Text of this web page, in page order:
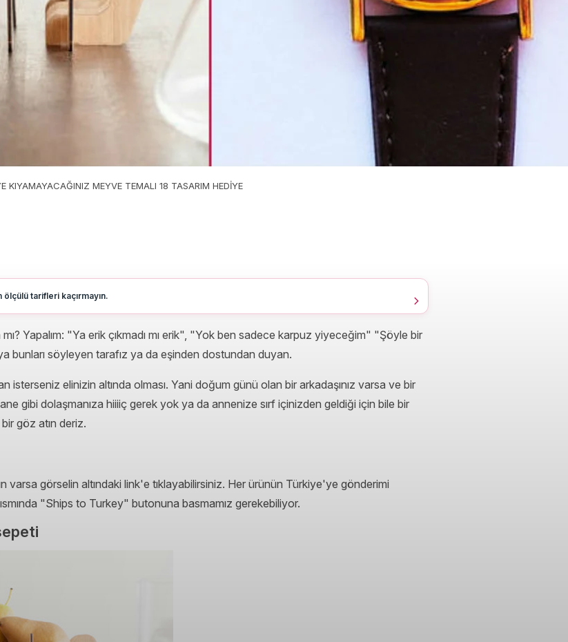
KIYAMAYACAĞINIZ MEYVE TEMALI 18 TASARIM HEDİYE
tarifleri kaçırmayın.
mı? Yapalım: "Ya erik çıkmadı mı erik", "Yok ben sadece karpuz yiyeceğim" "Şöyle bir
bunları söyleyen tarafız ya da eşinden dostundan duyan.
isterseniz elinizin altında olması. Yani doğum günü olan bir arkadaşınız varsa ve bir
gibi dolaşmanıza hiiiiç gerek yok ya da annenize sırf içinizden geldiği için bile bir
göz atın deriz.
varsa görselin altındaki link'e tıklayabilirsiniz. Her ürünün Türkiye'ye gönderimi
"Ships to Turkey" butonuna basmamız gerekebiliyor.